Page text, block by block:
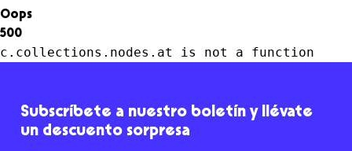
Oops
500
c.collections.nodes.at is not a function
Subscríbete a nuestro boletín y llévate
un descuento sorpresa